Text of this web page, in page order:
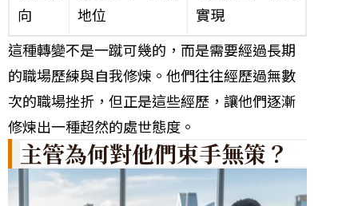
向
地位
實現
這種轉變不是一蹴可幾的，而是需要經過長期
的職場歷練與自我修煉。他們往往經歷過無數
次的職場挫折，但正是這些經歷，讓他們逐漸
修煉出一種超然的處世態度。
主管為何對他們束手無策？